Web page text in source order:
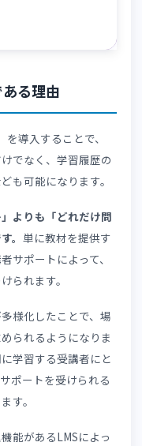
る
school
演習機能
である理由
）を導入することで、
だけでなく、学習履歴